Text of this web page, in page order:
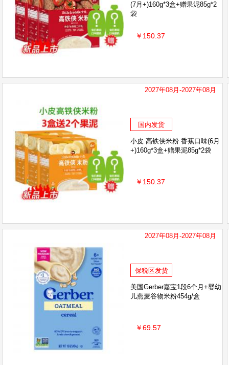
(7月+)160g*3盒+赠果泥85g*2
袋
￥150.37
2027年08月-2027年08月
国内发货
小皮 高铁侠米粉 香蕉口味(6月
+)160g*3盒+赠果泥85g*2袋
￥150.37
2027年08月-2027年08月
保税区发货
美国Gerber嘉宝1段6个月+婴幼
儿燕麦谷物米粉454g/盒
￥69.57